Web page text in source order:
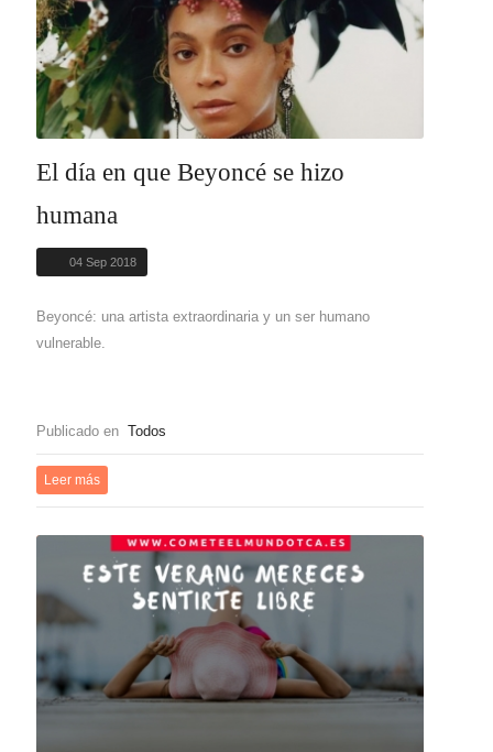
El día en que Beyoncé se hizo
humana
04 Sep 2018
Beyoncé: una artista extraordinaria y un ser humano
vulnerable.
Publicado en Todos
Leer más